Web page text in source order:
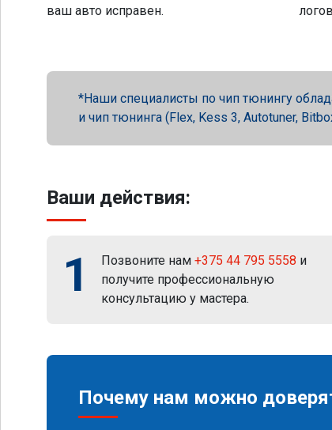
ваш авто исправен.
Наши специалисты по чип тюнингу
и чип тюнинга (Flex, Kess 3, Autotuner,
Ваши действия:
1 Позвоните нам +375 44 795 5558 и
получите профессиональную
консультацию у мастера.
Почему нам можно